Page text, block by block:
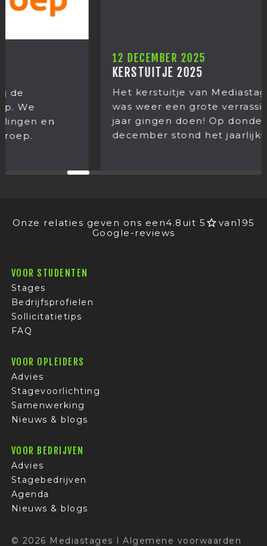
Het kerstuitje van Mediastages 2025. Het
was weer een grote verrassing wat we dit
jaar gingen doen! Op donderdag 11
december stond het jaarlijkse...
Onze relaties geven ons een4.8 uit 5 van195
Google-reviews
VOOR STUDENTEN
Stages
Bedrijfsprofielen
Sollicitatietips
FAQ
VOOR OPLEIDERS
Advies
Stagevoorlichting
Samenwerking
Nieuws & blogs
VOOR BEDRIJVEN
Advies
Stagebedrijven
Agenda
Nieuws & blogs
© 2026 Mediastages I Algemene voorwaarden